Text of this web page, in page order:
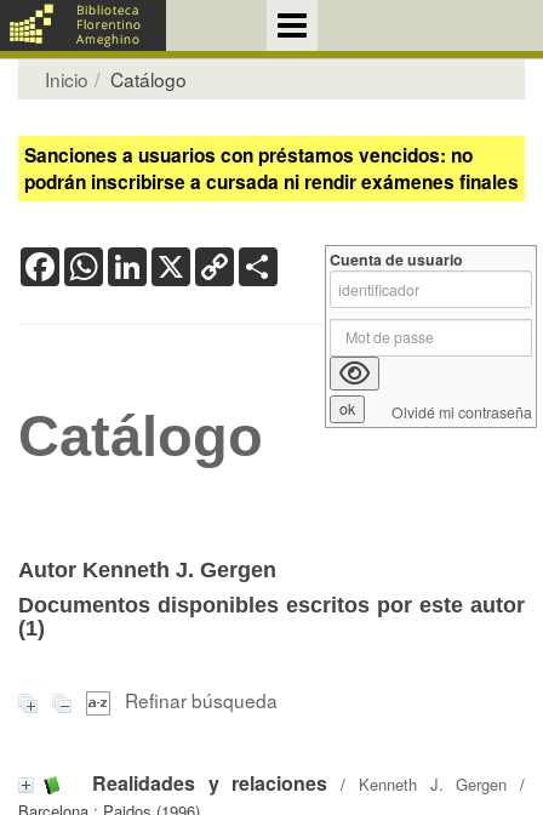
Inicio Catálogo
Sanciones a usuarios con préstamos vencidos: no
podrán inscribirse a cursada ni rendir exámenes finales
FacebookWhatsApp
LinkedIn
X Copy
Link
Catálogo
Autor Kenneth J. Gergen
Documentos disponibles escritos por este autor
(1)
Refinar búsqueda
Realidades y relaciones / Kenneth J. Gergen /
Cuenta de usuario
Olvidé mi contraseña